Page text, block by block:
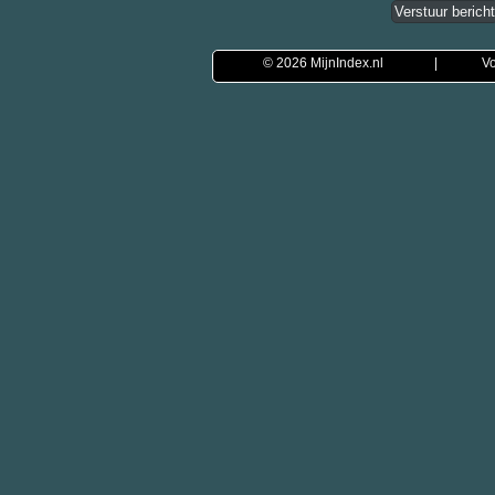
© 2026 MijnIndex.nl